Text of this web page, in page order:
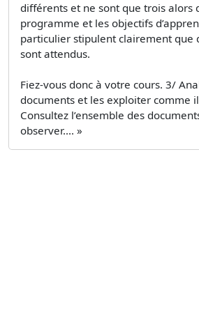
différents et ne sont que trois alors
programme et les objectifs
particulier stipulent clairement que
sont attendus.
Fiez-vous donc à votre cours. 3/
documents et les exploiter comme
Consultez l’ensemble des
observer.... »